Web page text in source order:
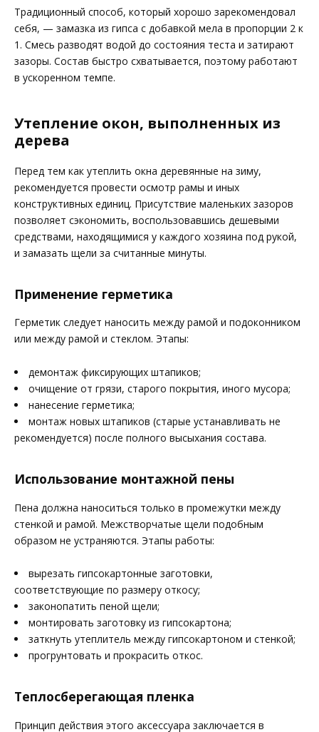
Традиционный способ, который хорошо зарекомендовал
себя, — замазка из гипса с добавкой мела в пропорции 2 к
1. Смесь разводят водой до состояния теста и затирают
зазоры. Состав быстро схватывается, поэтому работают
в ускоренном темпе.
Утепление окон, выполненных из
дерева
Перед тем как утеплить окна деревянные на зиму,
рекомендуется провести осмотр рамы и иных
конструктивных единиц. Присутствие маленьких зазоров
позволяет сэкономить, воспользовавшись дешевыми
средствами, находящимися у каждого хозяина под рукой,
и замазать щели за считанные минуты.
Применение герметика
Герметик следует наносить между рамой и подоконником
или между рамой и стеклом. Этапы:
демонтаж фиксирующих штапиков;
очищение от грязи, старого покрытия, иного мусора;
нанесение герметика;
монтаж новых штапиков (старые устанавливать не
рекомендуется) после полного высыхания состава.
Использование монтажной пены
Пена должна наноситься только в промежутки между
стенкой и рамой. Межстворчатые щели подобным
образом не устраняются. Этапы работы:
вырезать гипсокартонные заготовки,
соответствующие по размеру откосу;
законопатить пеной щели;
монтировать заготовку из гипсокартона;
заткнуть утеплитель между гипсокартоном и стенкой;
прогрунтовать и прокрасить откос.
Теплосберегающая пленка
Принцип действия этого аксессуара заключается в